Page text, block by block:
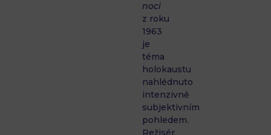
noci
z roku
1963
je
téma
holokaustu
nahlédnuto
intenzivně
subjektivním
pohledem.